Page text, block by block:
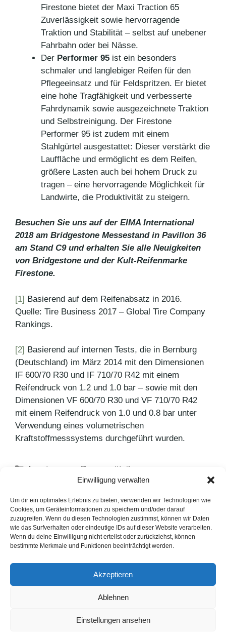
Einwilligung verwalten
Um dir ein optimales Erlebnis zu bieten, verwenden wir Technologien wie
Cookies, um Geräteinformationen zu speichern und/oder darauf
zuzugreifen. Wenn du diesen Technologien zustimmst, können wir Daten
wie das Surfverhalten oder eindeutige IDs auf dieser Website verarbeiten.
Wenn du deine Einwilligung nicht erteilst oder zurückziehst, können
bestimmte Merkmale und Funktionen beeinträchtigt werden.
Akzeptieren
Ablehnen
Einstellungen ansehen
Firestone bietet der Maxi Traction 65
Zuverlässigkeit sowie hervorragende
Traktion und Stabilität – selbst auf unebener
Fahrbahn oder bei Nässe.
Der Performer 95 ist ein besonders
schmaler und langlebiger Reifen für den
Pflegeeinsatz und für Feldspritzen. Er bietet
eine hohe Tragfähigkeit und verbesserte
Fahrdynamik sowie ausgezeichnete Traktion
und Selbstreinigung. Der Firestone
Performer 95 ist zudem mit einem
Stahlgürtel ausgestattet: Dieser verstärkt die
Lauffläche und ermöglicht es dem Reifen,
größere Lasten auch bei hohem Druck zu
tragen – eine hervorragende Möglichkeit für
Landwirte, die Produktivität zu steigern.
Besuchen Sie uns auf der EIMA International
2018 am Bridgestone Messestand in Pavillon 36
am Stand C9 und erhalten Sie alle Neuigkeiten
von Bridgestone und der Kult-Reifenmarke
Firestone.
[1] Basierend auf dem Reifenabsatz in 2016.
Quelle: Tire Business 2017 – Global Tire Company
Rankings.
[2] Basierend auf internen Tests, die in Bernburg
(Deutschland) im März 2014 mit den Dimensionen
IF 600/70 R30 und IF 710/70 R42 mit einem
Reifendruck von 1.2 und 1.0 bar – sowie mit den
Dimensionen VF 600/70 R30 und VF 710/70 R42
mit einem Reifendruck von 1.0 und 0.8 bar unter
Verwendung eines volumetrischen
Kraftstoffmesssystems durchgeführt wurden.
Kategorien
Agenturnews
Pressemitteilungen
PR-Agentur
Winterzeit ist Teezeit – TeeGschwendner lädt
zum Testen ein
Mit Grafschafter den November versüßen
FAQ